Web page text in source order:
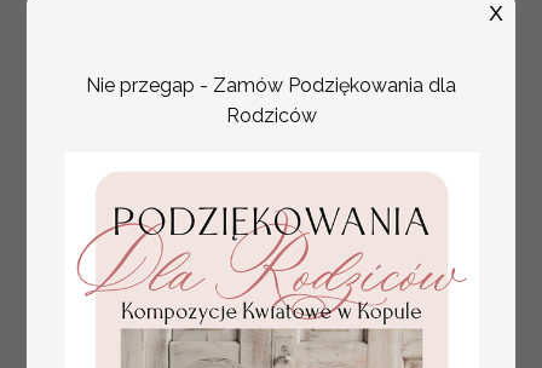
usadzenia gości
Nie przegap - Zamów Podziękowania dla
Rodziców
X